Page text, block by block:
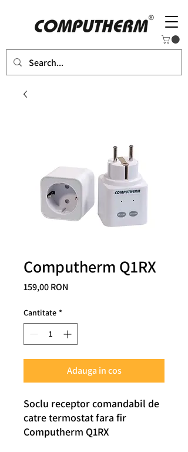
Computherm Q1RX
159,00 RON
Cantitate *
Adauga in cos
Soclu receptor comandabil de
catre termostat fara fir
Computherm Q1RX